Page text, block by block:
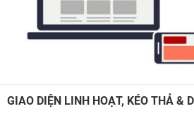
GIAO DIỆN LINH HOẠT, KÉO THẢ &